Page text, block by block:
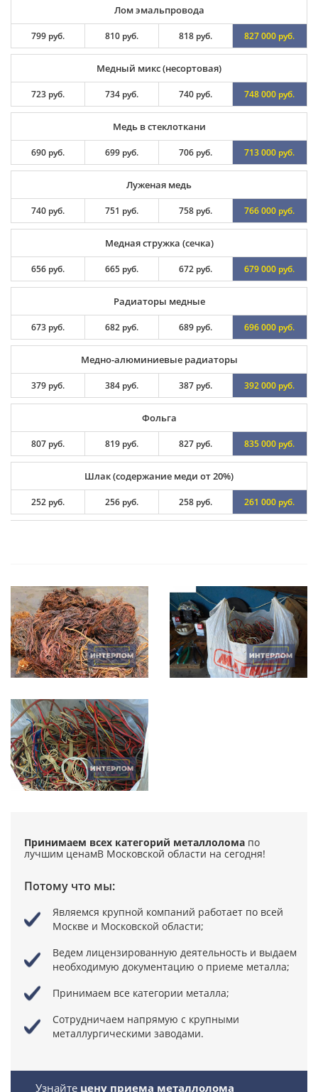
Лом эмальпровода
799 руб. 810 руб. 818 руб. 827 000 руб.
Медный микс (несортовая)
723 руб. 734 руб. 740 руб. 748 000 руб.
Медь в стеклоткани
690 руб. 699 руб. 706 руб. 713 000 руб.
Луженая медь
740 руб. 751 руб. 758 руб. 766 000 руб.
Медная стружка (сечка)
656 руб. 665 руб. 672 руб. 679 000 руб.
Радиаторы медные
673 руб. 682 руб. 689 руб. 696 000 руб.
Медно-алюминиевые радиаторы
379 руб. 384 руб. 387 руб. 392 000 руб.
Фольга
807 руб. 819 руб. 827 руб. 835 000 руб.
Шлак (содержание меди от 20%)
252 руб. 256 руб. 258 руб. 261 000 руб.
Принимаем всех категорий металлолома по
лучшим ценамВ Московской области на сегодня!
Потому что мы:
Являемся крупной компаний работает по всей
Москве и Московской области;
Ведем лицензированную деятельность и выдаем
необходимую документацию о приеме металла;
Принимаем все категории металла;
Сотрудничаем напрямую с крупными
металлургическими заводами.
Узнайте цену приема металлолома